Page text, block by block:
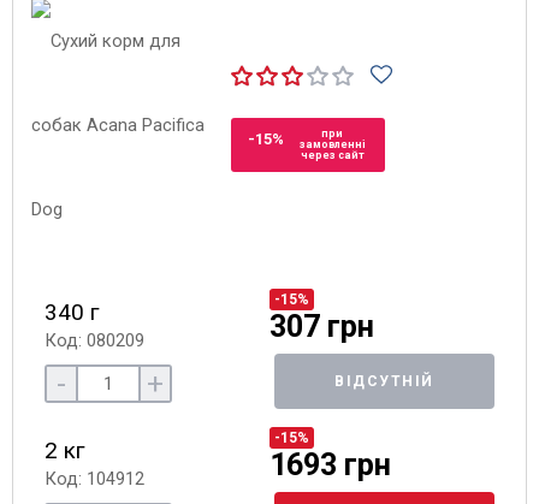
-15%
при
замовленні
через сайт
340 г
Код: 080209
-15%
307 грн
- + ВІДСУТНІЙ
2 кг
Код: 104912
-15%
1693 грн